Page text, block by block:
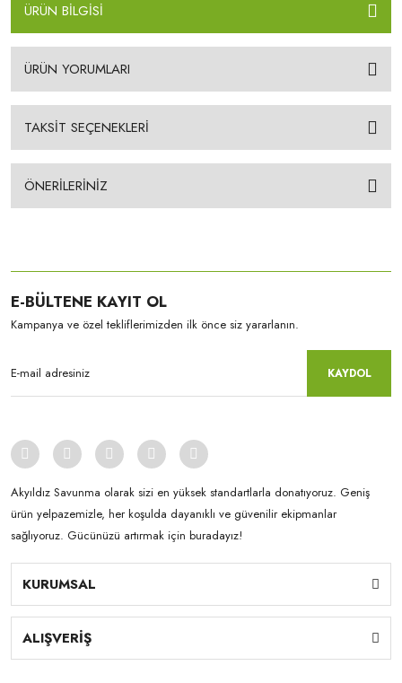
ÜRÜN BİLGİSİ
ÜRÜN YORUMLARI
TAKSİT SEÇENEKLERİ
ÖNERİLERİNİZ
E-BÜLTENE KAYIT OL
Kampanya ve özel tekliflerimizden ilk önce siz yararlanın.
KAYDOL
Akyıldız Savunma olarak sizi en yüksek standartlarla donatıyoruz. Geniş
ürün yelpazemizle, her koşulda dayanıklı ve güvenilir ekipmanlar
sağlıyoruz. Gücünüzü artırmak için buradayız!
KURUMSAL
ALIŞVERİŞ